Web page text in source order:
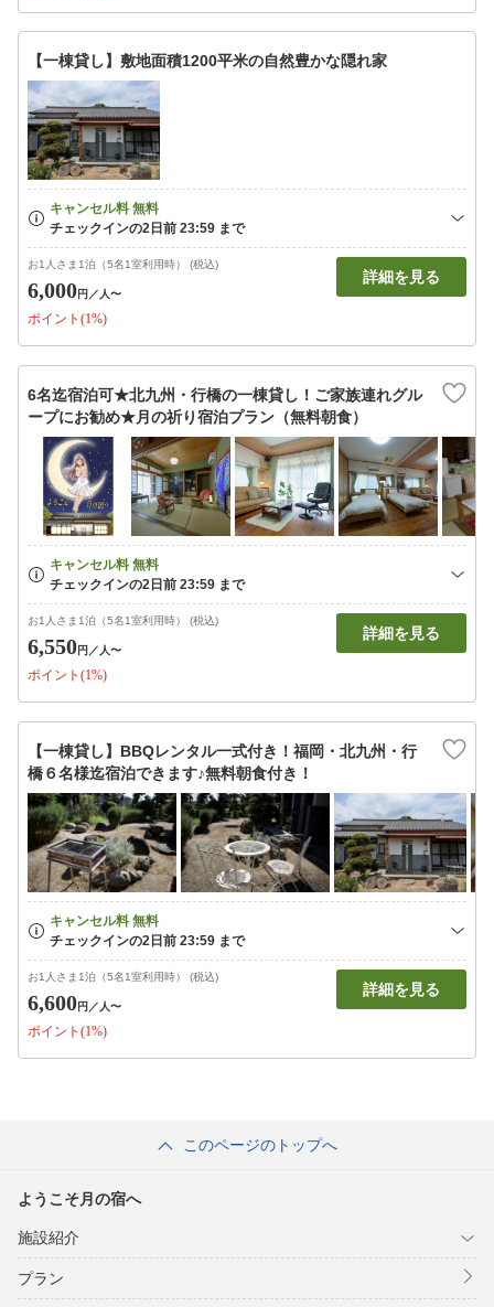
【一棟貸し】敷地面積1200平米の自然豊かな隠れ家
お1人さま1泊（5名1室利用時） (税込)
6,000円 ／人〜
ポイント(1%)
詳細を見る
6名迄宿泊可★北九州・行橋の一棟貸し！ご家族連れグル
ープにお勧め★月の祈り宿泊プラン（無料朝食）
お1人さま1泊（5名1室利用時） (税込)
6,550円 ／人〜
ポイント(1%)
詳細を見る
【一棟貸し】BBQレンタル一式付き！福岡・北九州・行
橋６名様迄宿泊できます♪無料朝食付き！
お1人さま1泊（5名1室利用時） (税込)
6,600円 ／人〜
ポイント(1%)
詳細を見る
このページのトップへ
ようこそ月の宿へ
施設紹介
プラン